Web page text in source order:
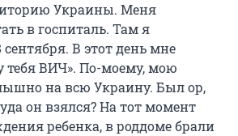
Украины. Меня
в госпиталь. Там я
В этот день мне
тебя ВИЧ». По-моему, мою
на всю Украину. Был ор,
он взялся? На тот момент
ребенка, в роддоме брали